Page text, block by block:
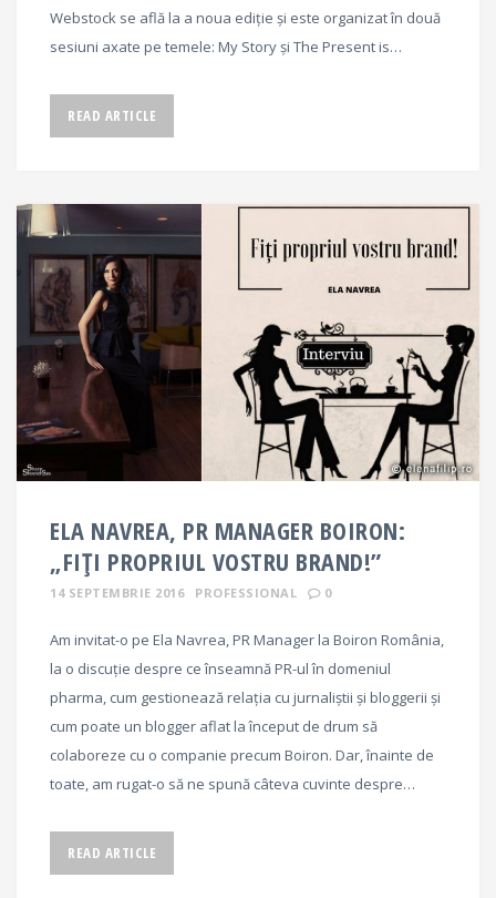
Webstock se află la a noua ediție și este organizat în două
sesiuni axate pe temele: My Story și The Present is…
READ ARTICLE
ELA NAVREA, PR MANAGER BOIRON:
„FIȚI PROPRIUL VOSTRU BRAND!”
14 SEPTEMBRIE 2016 PROFESSIONAL 0
Am invitat-o pe Ela Navrea, PR Manager la Boiron România,
la o discuție despre ce înseamnă PR-ul în domeniul
pharma, cum gestionează relația cu jurnaliștii și bloggerii și
cum poate un blogger aflat la început de drum să
colaboreze cu o companie precum Boiron. Dar, înainte de
toate, am rugat-o să ne spună câteva cuvinte despre…
READ ARTICLE